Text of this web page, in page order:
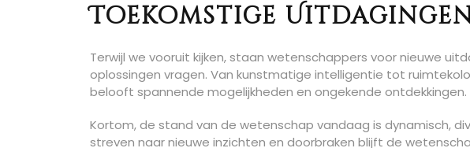
Toekomstige
Terwijl we vooruit kijken, staan wetenschappers voor nieuwe
oplossingen vragen. Van kunstmatige intelligentie tot
belooft spannende mogelijkheden en ongekende ontdekkingen.
Kortom, de stand van de wetenschap vandaag is dynamisch,
streven naar nieuwe inzichten en doorbraken blijft de